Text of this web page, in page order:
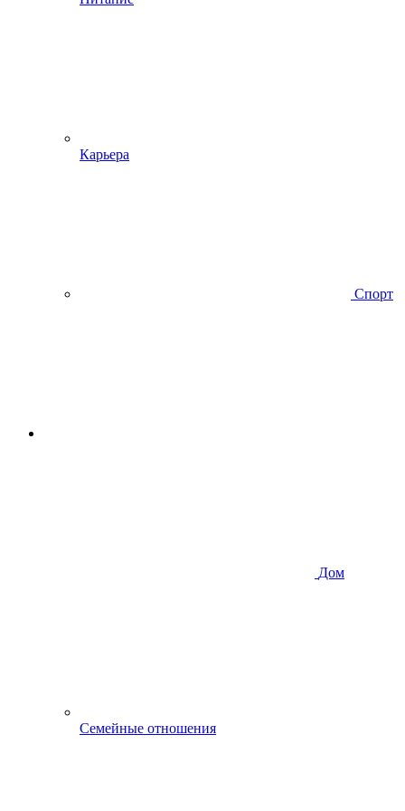
Карьера
Спорт
Дом
Семейные отношения